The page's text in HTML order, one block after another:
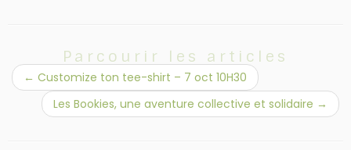
Parcourir les articles
← Customize ton tee-shirt – 7 oct 10H30
Les Bookies, une aventure collective et solidaire →